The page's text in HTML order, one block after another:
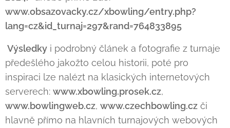
www.obsazovacky.cz/xbowling/entry.php?
lang=cz&id_turnaj=297&rand=764833895
Výsledky i podrobný článek a fotografie z turnaje
předešlého jakožto celou historii, poté pro
inspiraci lze nalézt na klasických internetových
serverech: www.xbowling.prosek.cz,
www.bowlingweb.cz, www.czechbowling.cz či
hlavně přímo na hlavních turnajových webových